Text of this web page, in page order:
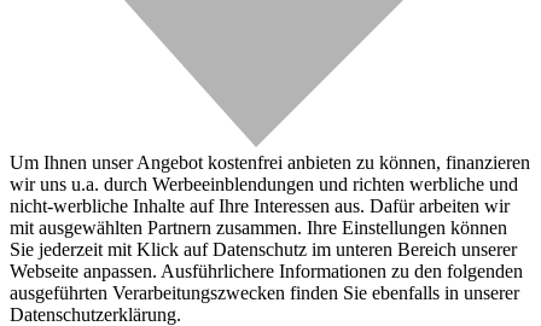
Um Ihnen unser Angebot kostenfrei anbieten zu können, finanzieren
wir uns u.a. durch Werbeeinblendungen und richten werbliche und
nicht-werbliche Inhalte auf Ihre Interessen aus. Dafür arbeiten wir
mit ausgewählten Partnern zusammen. Ihre Einstellungen können
Sie jederzeit mit Klick auf Datenschutz im unteren Bereich unserer
Webseite anpassen. Ausführlichere Informationen zu den folgenden
ausgeführten Verarbeitungszwecken finden Sie ebenfalls in unserer
Datenschutzerklärung.